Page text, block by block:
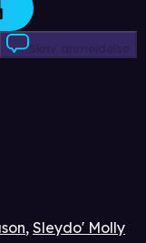
Skriv anmeldelse
, Sleydo' Molly